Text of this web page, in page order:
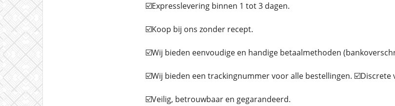
☑️Expresslevering binnen 1 tot 3 dagen.
☑️Koop bij ons zonder recept.
☑️Wij bieden eenvoudige en handige betaalmethoden
☑️Wij bieden een trackingnummer voor alle bestellingen. ☑️Discrete
☑️Veilig, betrouwbaar en gegarandeerd.